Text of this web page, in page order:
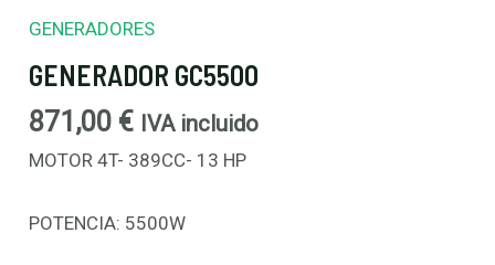
GENERADORES
GENERADOR GC5500
871,00 € IVA incluido
MOTOR 4T- 389CC- 13 HP
POTENCIA: 5500W